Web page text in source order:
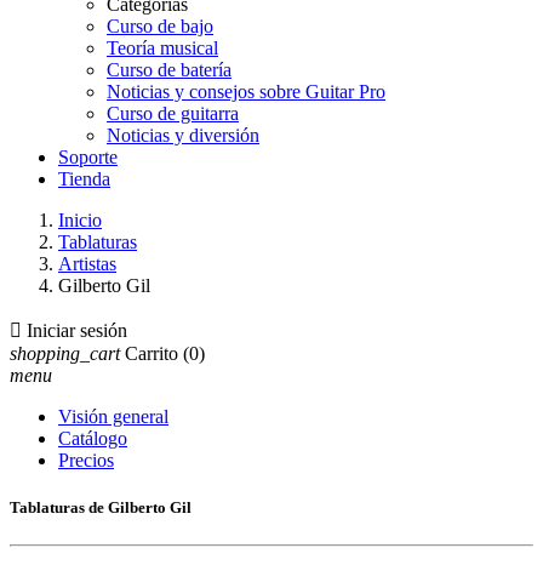
Categorías
Curso de bajo
Teoría musical
Curso de batería
Noticias y consejos sobre Guitar Pro
Curso de guitarra
Noticias y diversión
Soporte
Tienda
Inicio
Tablaturas
Artistas
Gilberto Gil
 Iniciar sesión
shopping_cart Carrito (0)
menu
Visión general
Catálogo
Precios
Tablaturas de Gilberto Gil